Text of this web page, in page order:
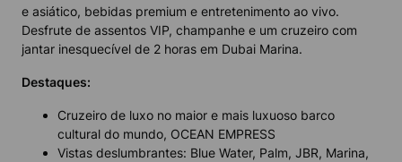
e asiático, bebidas premium e entretenimento ao vivo.
Desfrute de assentos VIP, champanhe e um cruzeiro com
jantar inesquecível de 2 horas em Dubai Marina.
Destaques:
Cruzeiro de luxo no maior e mais luxuoso barco
cultural do mundo, OCEAN EMPRESS
Vistas deslumbrantes: Blue Water, Palm, JBR, Marina,